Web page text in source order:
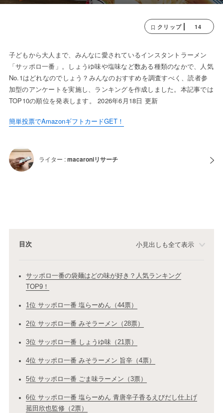
クリップ 14
子どもから大人まで、みんなに愛されているインスタントラーメン
「サッポロ一番」。しょうゆ味や塩味など数ある種類のなかで、人気
No.1はどれなのでしょう？みんなのおすすめを調査すべく、読者参
加型のアンケートを実施し、ランキングを作成しました。本記事では
TOP10の順位を発表します。 2026年6月18日 更新
簡単投票でAmazonギフトカードGET！
ライター :macaroniリサーチ
目次 小見出しも全て表示
サッポロ一番の袋麺はどの味が好き？人気ランキング
TOP9！
1位 サッポロ一番 塩らーめん（44票）
2位 サッポロ一番 みそラーメン（28票）
3位 サッポロ一番 しょうゆ味（21票）
4位 サッポロ一番 みそラーメン 旨辛（4票）
5位 サッポロ一番 ごま味ラーメン（3票）
6位 サッポロ一番 塩らーめん 青唐辛子香るえびだし仕上げ
菰田欣也監修（2票）